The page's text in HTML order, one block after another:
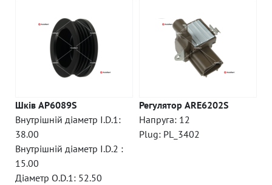
Шків AP6089S
Внутрішній діаметр I.D.1:
38.00
Внутрішній діаметр I.D.2 :
15.00
Діаметр O.D.1: 52.50
Регулятор ARE6202S
Напруга: 12
Plug: PL_3402